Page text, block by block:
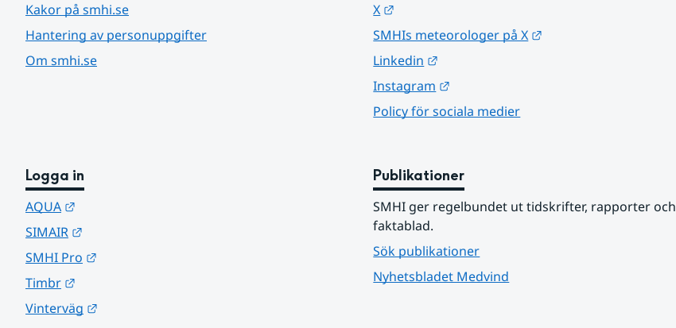
Kakor på smhi.se
Hantering av personuppgifter
Om smhi.se
X
SMHIs meteorologer på X
Linkedin
Instagram
Policy för sociala medier
Logga in
AQUA
SIMAIR
SMHI Pro
Timbr
Vinterväg
Publikationer
SMHI ger regelbundet ut tidskrifter, rapporter och
faktablad.
Sök publikationer
Nyhetsbladet Medvind